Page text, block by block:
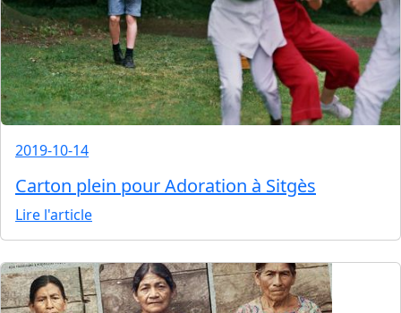
2019-10-14
Carton plein pour Adoration à Sitgès
Lire l'article